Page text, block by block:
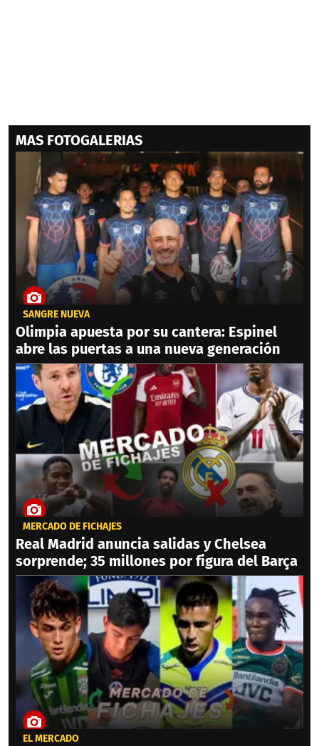
MAS FOTOGALERIAS
SANGRE NUEVA
Olimpia apuesta por su cantera: Espinel
abre las puertas a una nueva generación
MERCADO DE FICHAJES
Real Madrid anuncia salidas y Chelsea
sorprende; 35 millones por figura del Barça
EL MERCADO